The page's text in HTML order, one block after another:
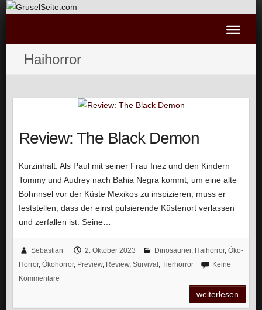
Haihorror
Review: The Black Demon
Kurzinhalt: Als Paul mit seiner Frau Inez und den Kindern
Tommy und Audrey nach Bahia Negra kommt, um eine alte
Bohrinsel vor der Küste Mexikos zu inspizieren, muss er
feststellen, dass der einst pulsierende Küstenort verlassen
und zerfallen ist. Seine…
Sebastian 2. Oktober 2023 Dinosaurier, Haihorror, Öko-
Horror, Ökohorror, Preview, Review, Survival , Tierhorror
Keine
Kommentare
weiterlesen